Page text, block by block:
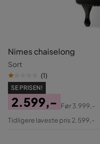
Nimes chaiselong
Sort
(1)
SE PRISEN!
Pris
2.599,-
Original
Før3.999,-
Tidligere laveste pris 2.599,-